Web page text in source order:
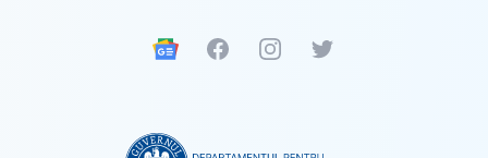
Google News
FacebookInstagramTwitter